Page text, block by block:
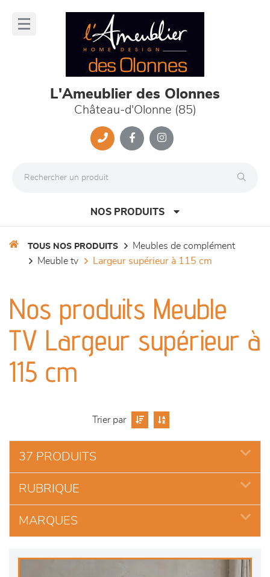
L'Ameublier des Olonnes
Château-d'Olonne (85)
NOS PRODUITS
séjours
meubles de complément
chambres et dressing
décoration
TOUS NOS PRODUITS
meubles de complément
meuble tv
largeur supérieur à 115 cm
Nos produits Meuble
TV Largeur supérieur à
115 cm
Trier par
37 PRODUITS
RUBRIQUE
MARQUES